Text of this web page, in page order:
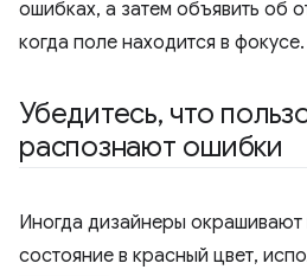
ошибках, а затем объявить об
когда поле находится в фокусе.
Убедитесь, что
распознают ошибки
Иногда дизайнеры
состояние в красный цвет,